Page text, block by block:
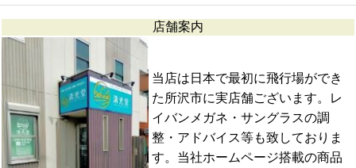
店舗案内
当店は日本で最初に飛行場ができ
た所沢市に実店舗ございます。レ
イバンメガネ・サングラスの調
整・アドバイス等も致しておりま
す。当社ホームページ搭載の商品